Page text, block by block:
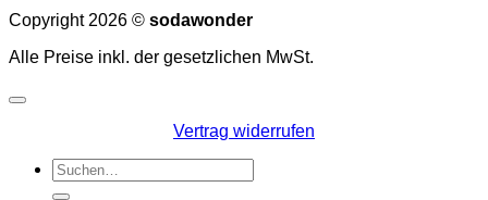
Copyright 2026 © sodawonder
Alle Preise inkl. der gesetzlichen MwSt.
Vertrag widerrufen
Suchen
nach: